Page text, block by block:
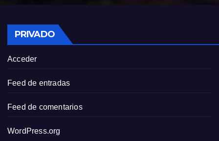
PRIVADO
Acceder
Feed de entradas
Feed de comentarios
WordPress.org